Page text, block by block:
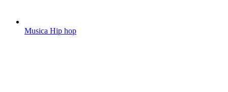
Musica Hip hop